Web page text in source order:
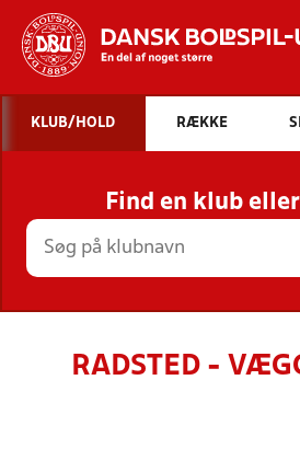
STILLINGER,
HOLD
KLUB/HOLD RÆKKE
Find en klub
RADSTED -